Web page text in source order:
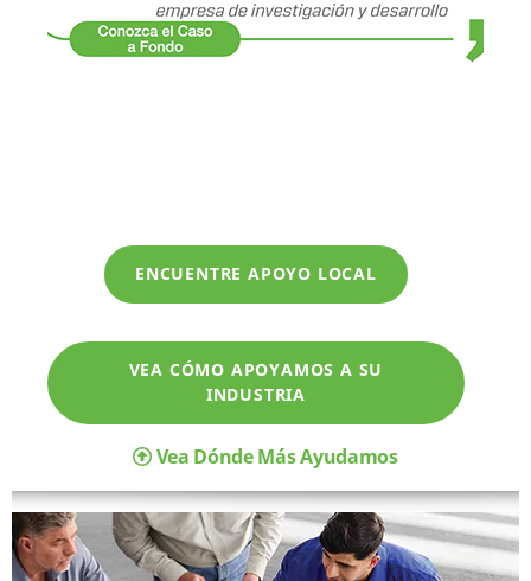
ENCUENTRE APOYO LOCAL
VEA CÓMO APOYAMOS A SU
INDUSTRIA
Vea Dónde Más Ayudamos